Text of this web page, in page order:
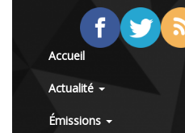
Accueil
Actualité
Émissions